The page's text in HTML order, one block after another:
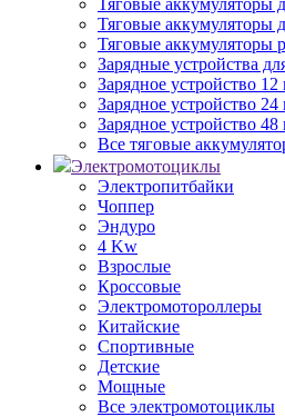
Тяговые аккумуляторы
Тяговые аккумуляторы
Тяговые аккумуляторы
Зарядные устройства
Зарядное устройство 12
Зарядное устройство 24
Зарядное устройство 48
Все тяговые
Электромотоциклы
Электропитбайки
Чоппер
Эндуро
4 Kw
Взрослые
Кроссовые
Электромотороллеры
Китайские
Спортивные
Детские
Мощные
Все электромотоциклы